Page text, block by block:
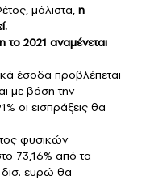
μάλιστα, η
το 2021 αναμένεται
έσοδα προβλέπεται
με βάση την
οι εισπράξεις θα
φυσικών
73,16% από τα
ευρώ θα